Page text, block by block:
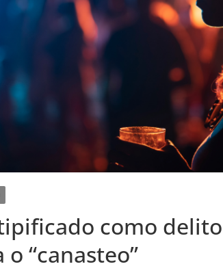
como
“canasteo”